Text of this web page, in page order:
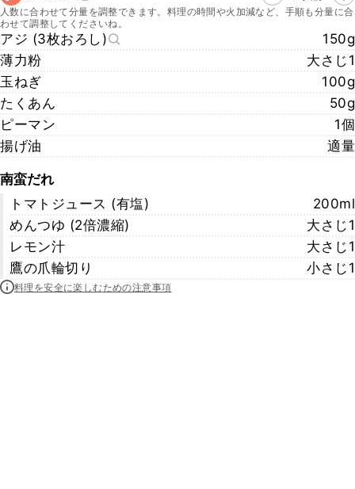
人数に合わせて分量を調整できます。料理の時間や火加減など、手順も分量に合
わせて調整してくださいね。
アジ (3枚おろし)
150g
薄力粉
大さじ1
玉ねぎ
100g
たくあん
50g
ピーマン
1個
揚げ油
適量
南蛮だれ
トマトジュース (有塩)
200ml
めんつゆ (2倍濃縮)
大さじ1
レモン汁
大さじ1
鷹の爪輪切り
小さじ1
料理を安全に楽しむための注意事項